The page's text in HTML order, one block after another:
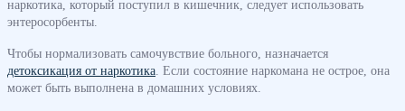
наркотика, который поступил в кишечник, следует использовать
энтеросорбенты.
Чтобы нормализовать самочувствие больного, назначается
детоксикация от наркотика . Если состояние наркомана не острое, она
может быть выполнена в домашних условиях.